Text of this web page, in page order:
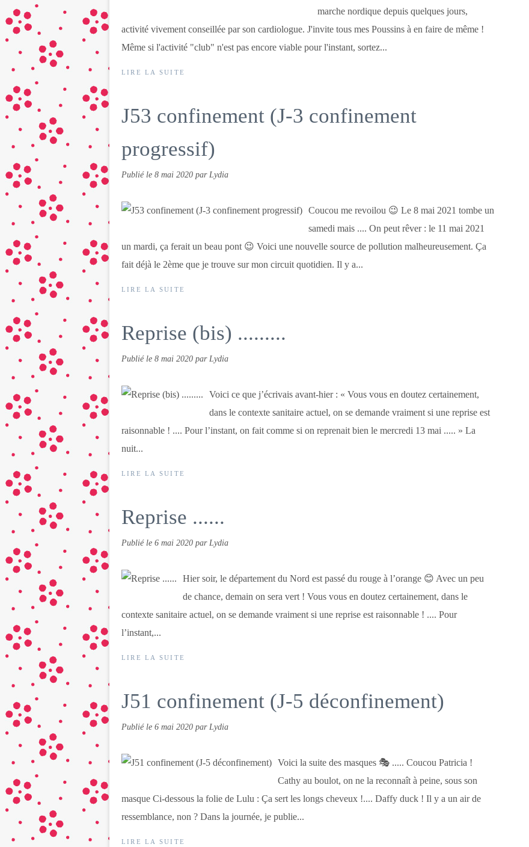
marche nordique depuis quelques jours,
activité vivement conseillée par son cardiologue. J'invite tous mes Poussins à en faire de même !
Même si l'activité "club" n'est pas encore viable pour l'instant, sortez...
LIRE LA SUITE
J53 confinement (J-3 confinement
progressif)
Publié le 8 mai 2020 par Lydia
Coucou me revoilou 😉 Le 8 mai 2021 tombe un
samedi mais .... On peut rêver : le 11 mai 2021
un mardi, ça ferait un beau pont 😉 Voici une nouvelle source de pollution malheureusement. Ça
fait déjà le 2ème que je trouve sur mon circuit quotidien. Il y a...
LIRE LA SUITE
Reprise (bis) .........
Publié le 8 mai 2020 par Lydia
Voici ce que j’écrivais avant-hier : « Vous vous en doutez certainement,
dans le contexte sanitaire actuel, on se demande vraiment si une reprise est
raisonnable ! .... Pour l’instant, on fait comme si on reprenait bien le mercredi 13 mai ..... » La
nuit...
LIRE LA SUITE
Reprise ......
Publié le 6 mai 2020 par Lydia
Hier soir, le département du Nord est passé du rouge à l’orange 😊 Avec un peu
de chance, demain on sera vert ! Vous vous en doutez certainement, dans le
contexte sanitaire actuel, on se demande vraiment si une reprise est raisonnable ! .... Pour
l’instant,...
LIRE LA SUITE
J51 confinement (J-5 déconfinement)
Publié le 6 mai 2020 par Lydia
Voici la suite des masques 🎭 ..... Coucou Patricia !
Cathy au boulot, on ne la reconnaît à peine, sous son
masque Ci-dessous la folie de Lulu : Ça sert les longs cheveux !.... Daffy duck ! Il y a un air de
ressemblance, non ? Dans la journée, je publie...
LIRE LA SUITE